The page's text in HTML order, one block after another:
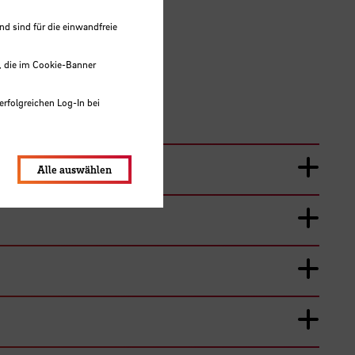
sind für die einwandfreie
die im Cookie-Banner
Log-In bei
Alle auswählen